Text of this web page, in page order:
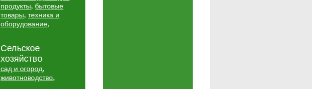
продукты, бытовые
товары, техника и
оборудование,
Сельское
хозяйство
сад и огород,
животноводство,